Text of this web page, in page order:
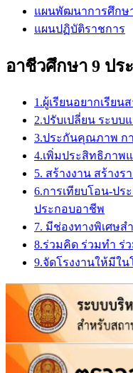
แผนพัฒนาการศึกษ
แผนปฏิบัติราชการ
อาชีวศึกษา 9 ปร
1.ผู้เรียนอยากเรีย
2.ปรับเปลี่ยน ระบบ
3.ประกันคุณภาพ ก
4.เพิ่มประสิทธิภาพ
5. สร้างงาน สร้างร
6.การเทียบโอน-ปร
ประกอบอาชีพ
7. มีช่องทางพิเศษส
8.ร่วมคิด ร่วมทำ ร่
9.จัดโรงงานให้มีใน